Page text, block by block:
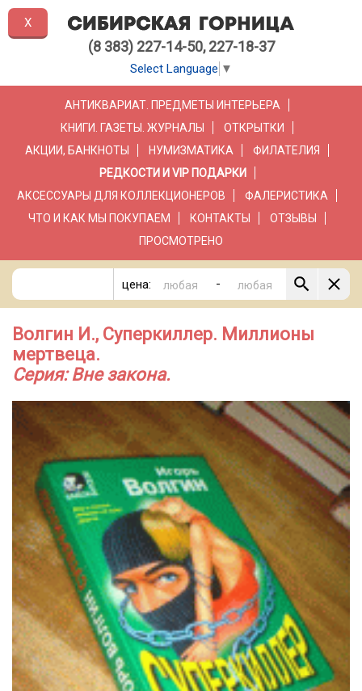
(8 383) 227-14-50, 227-18-37
Select Language ▼
АНТИКВАРИАТ. ПРЕДМЕТЫ ИНТЕРЬЕРА
КНИГИ. ГАЗЕТЫ. ЖУРНАЛЫ
ОТКРЫТКИ
АКЦИИ, БАНКНОТЫ
НУМИЗМАТИКА
ФИЛАТЕЛИЯ
РЕДКОСТИ И VIP ПОДАРКИ
АКСЕССУАРЫ ДЛЯ КОЛЛЕКЦИОНЕРОВ
ФАЛЕРИСТИКА
ЧТО И КАК МЫ ПОКУПАЕМ
КОНТАКТЫ
ОТЗЫВЫ
ПРОСМОТРЕНО
цена: -
Волгин И., Суперкиллер. Миллионы
мертвеца.
Серия: Вне закона.
X